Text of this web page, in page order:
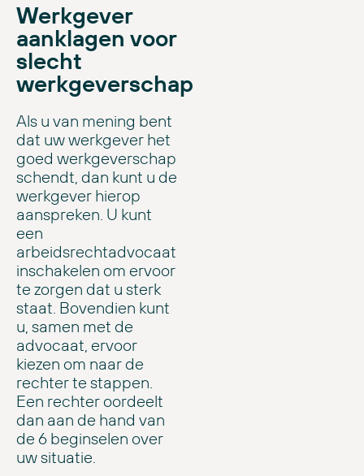
Werkgever
aanklagen voor
slecht
werkgeverschap
Als u van mening bent
dat uw werkgever het
goed werkgeverschap
schendt, dan kunt u de
werkgever hierop
aanspreken. U kunt
een
arbeidsrechtadvocaat
inschakelen om ervoor
te zorgen dat u sterk
staat. Bovendien kunt
u, samen met de
advocaat, ervoor
kiezen om naar de
rechter te stappen.
Een rechter oordeelt
dan aan de hand van
de 6 beginselen over
uw situatie.